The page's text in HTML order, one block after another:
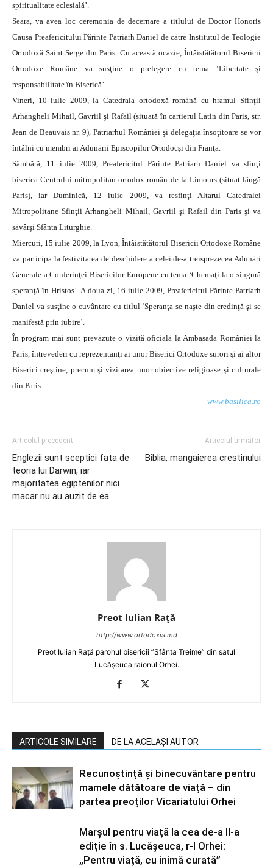
spiritualitate eclesială’.
Seara, va avea loc ceremonia de decernare a titlului de Doctor Honoris
Causa Preafericitului Părinte Patriarh Daniel de către Institutul de Teologie
Ortodoxă Saint Serge din Paris. Cu această ocazie, Întâistătătorul Bisericii
Ortodoxe Române va susţine o prelegere cu tema ‘Libertate şi
responsabilitate în Biserică’.
Vineri, 10 iulie 2009, la Catedrala ortodoxă română cu hramul Sfinţii
Arhangheli Mihail, Gavriil şi Rafail (situată în cartierul Latin din Paris, str.
Jean de Beauvais nr. 9), Patriarhul României şi delegaţia însoţitoare se vor
întâlni cu membri ai Adunării Episcopilor Ortodocşi din Franţa.
Sâmbătă, 11 iulie 2009, Preafericitul Părinte Patriarh Daniel va sfinţi
biserica Centrului mitropolitan ortodox român de la Limours (situat lângă
Paris), iar Duminică, 12 iulie 2009, va resfinţi Altarul Catedralei
Mitropolitane Sfinţii Arhangheli Mihail, Gavriil şi Rafail din Paris şi va
săvârşi Sfânta Liturghie.
Miercuri, 15 iulie 2009, la Lyon, Întâistătătorul Bisericii Ortodoxe Române
va participa la festivitatea de deschidere a celei de-a treisprezecea Adunări
Generale a Conferinţei Bisericilor Europene cu tema ‘Chemaţi la o singură
speranţă în Hristos’. A doua zi, 16 iulie 2009, Preafericitul Părinte Patriarh
Daniel va susţine o cuvântare cu titlul ‘Speranţa se naşte din credinţă şi se
manifestă prin iubire’.
În program mai sunt prevăzute o vizită oficială la Ambasada României la
Paris, întrevederi cu reprezentanţi ai unor Biserici Ortodoxe surori şi ai altor
Biserici creştine, precum şi vizitarea unor obiective religioase şi culturale
din Paris.
www.basilica.ro
Articolul precedent
Englezii sunt sceptici fata de
teoria lui Darwin, iar
majoritatea egiptenilor nici
macar nu au auzit de ea
Articolul următor
Biblia, mangaierea crestinului
Preot Iulian Raţă
http://www.ortodoxia.md
Preot Iulian Rață parohul bisericii ”Sfânta Treime” din satul
Lucășeuca raionul Orhei.
ARTICOLE SIMILARE DE LA ACELAȘI AUTOR
Recunoștință și binecuvântare pentru
mamele dătătoare de viață – din
partea preoților Vicariatului Orhei
Marșul pentru viață la cea de-a II-a
ediție în s. Lucășeuca, r-l Orhei:
„Pentru viață, cu inimă curată”